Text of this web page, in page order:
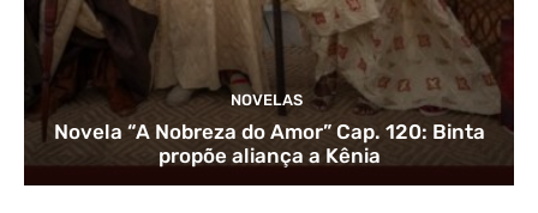
NOVELAS
Novela “A Nobreza do Amor” Cap. 120: Binta
propõe aliança a Kênia